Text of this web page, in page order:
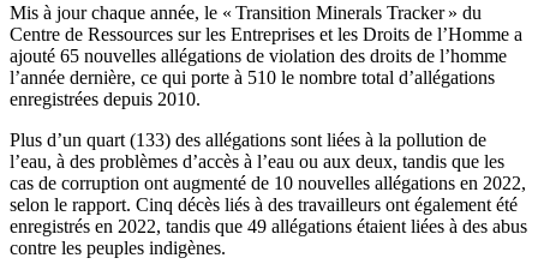
Mis à jour chaque année, le « Transition Minerals Tracker » du
Centre de Ressources sur les Entreprises et les Droits de l’Homme a
ajouté 65 nouvelles allégations de violation des droits de l’homme
l’année dernière, ce qui porte à 510 le nombre total d’allégations
enregistrées depuis 2010.
Plus d’un quart (133) des allégations sont liées à la pollution de
l’eau, à des problèmes d’accès à l’eau ou aux deux, tandis que les
cas de corruption ont augmenté de 10 nouvelles allégations en 2022,
selon le rapport. Cinq décès liés à des travailleurs ont également été
enregistrés en 2022, tandis que 49 allégations étaient liées à des abus
contre les peuples indigènes.